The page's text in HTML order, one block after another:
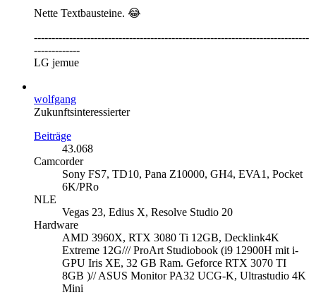
Nette Textbausteine. 😂
------------------------------------------------------------------------------
-------------
LG jemue
wolfgang
Zukunftsinteressierter
Beiträge
43.068
Camcorder
Sony FS7, TD10, Pana Z10000, GH4, EVA1, Pocket
6K/PRo
NLE
Vegas 23, Edius X, Resolve Studio 20
Hardware
AMD 3960X, RTX 3080 Ti 12GB, Decklink4K
Extreme 12G/// ProArt Studiobook (i9 12900H mit i-
GPU Iris XE, 32 GB Ram. Geforce RTX 3070 TI
8GB )// ASUS Monitor PA32 UCG-K, Ultrastudio 4K
Mini